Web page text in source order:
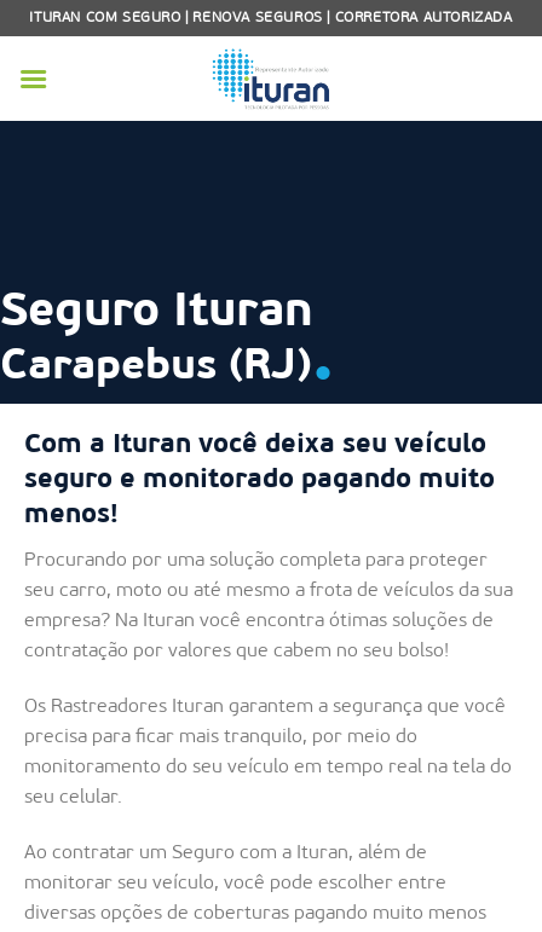
Skip
content
ITURAN COM SEGURO | RENOVA SEGUROS | CORRETORA AUTORIZADA
Seguro Ituran
Carapebus (RJ).
Com a Ituran você deixa seu veículo
seguro e monitorado pagando muito
menos!
Procurando por uma solução completa para proteger
seu carro, moto ou até mesmo a frota de veículos da sua
empresa? Na Ituran você encontra ótimas soluções de
contratação por valores que cabem no seu bolso!
Os Rastreadores Ituran garantem a segurança que você
precisa para ficar mais tranquilo, por meio do
monitoramento do seu veículo em tempo real na tela do
seu celular.
Ao contratar um Seguro com a Ituran, além de
monitorar seu veículo, você pode escolher entre
diversas opções de coberturas pagando muito menos